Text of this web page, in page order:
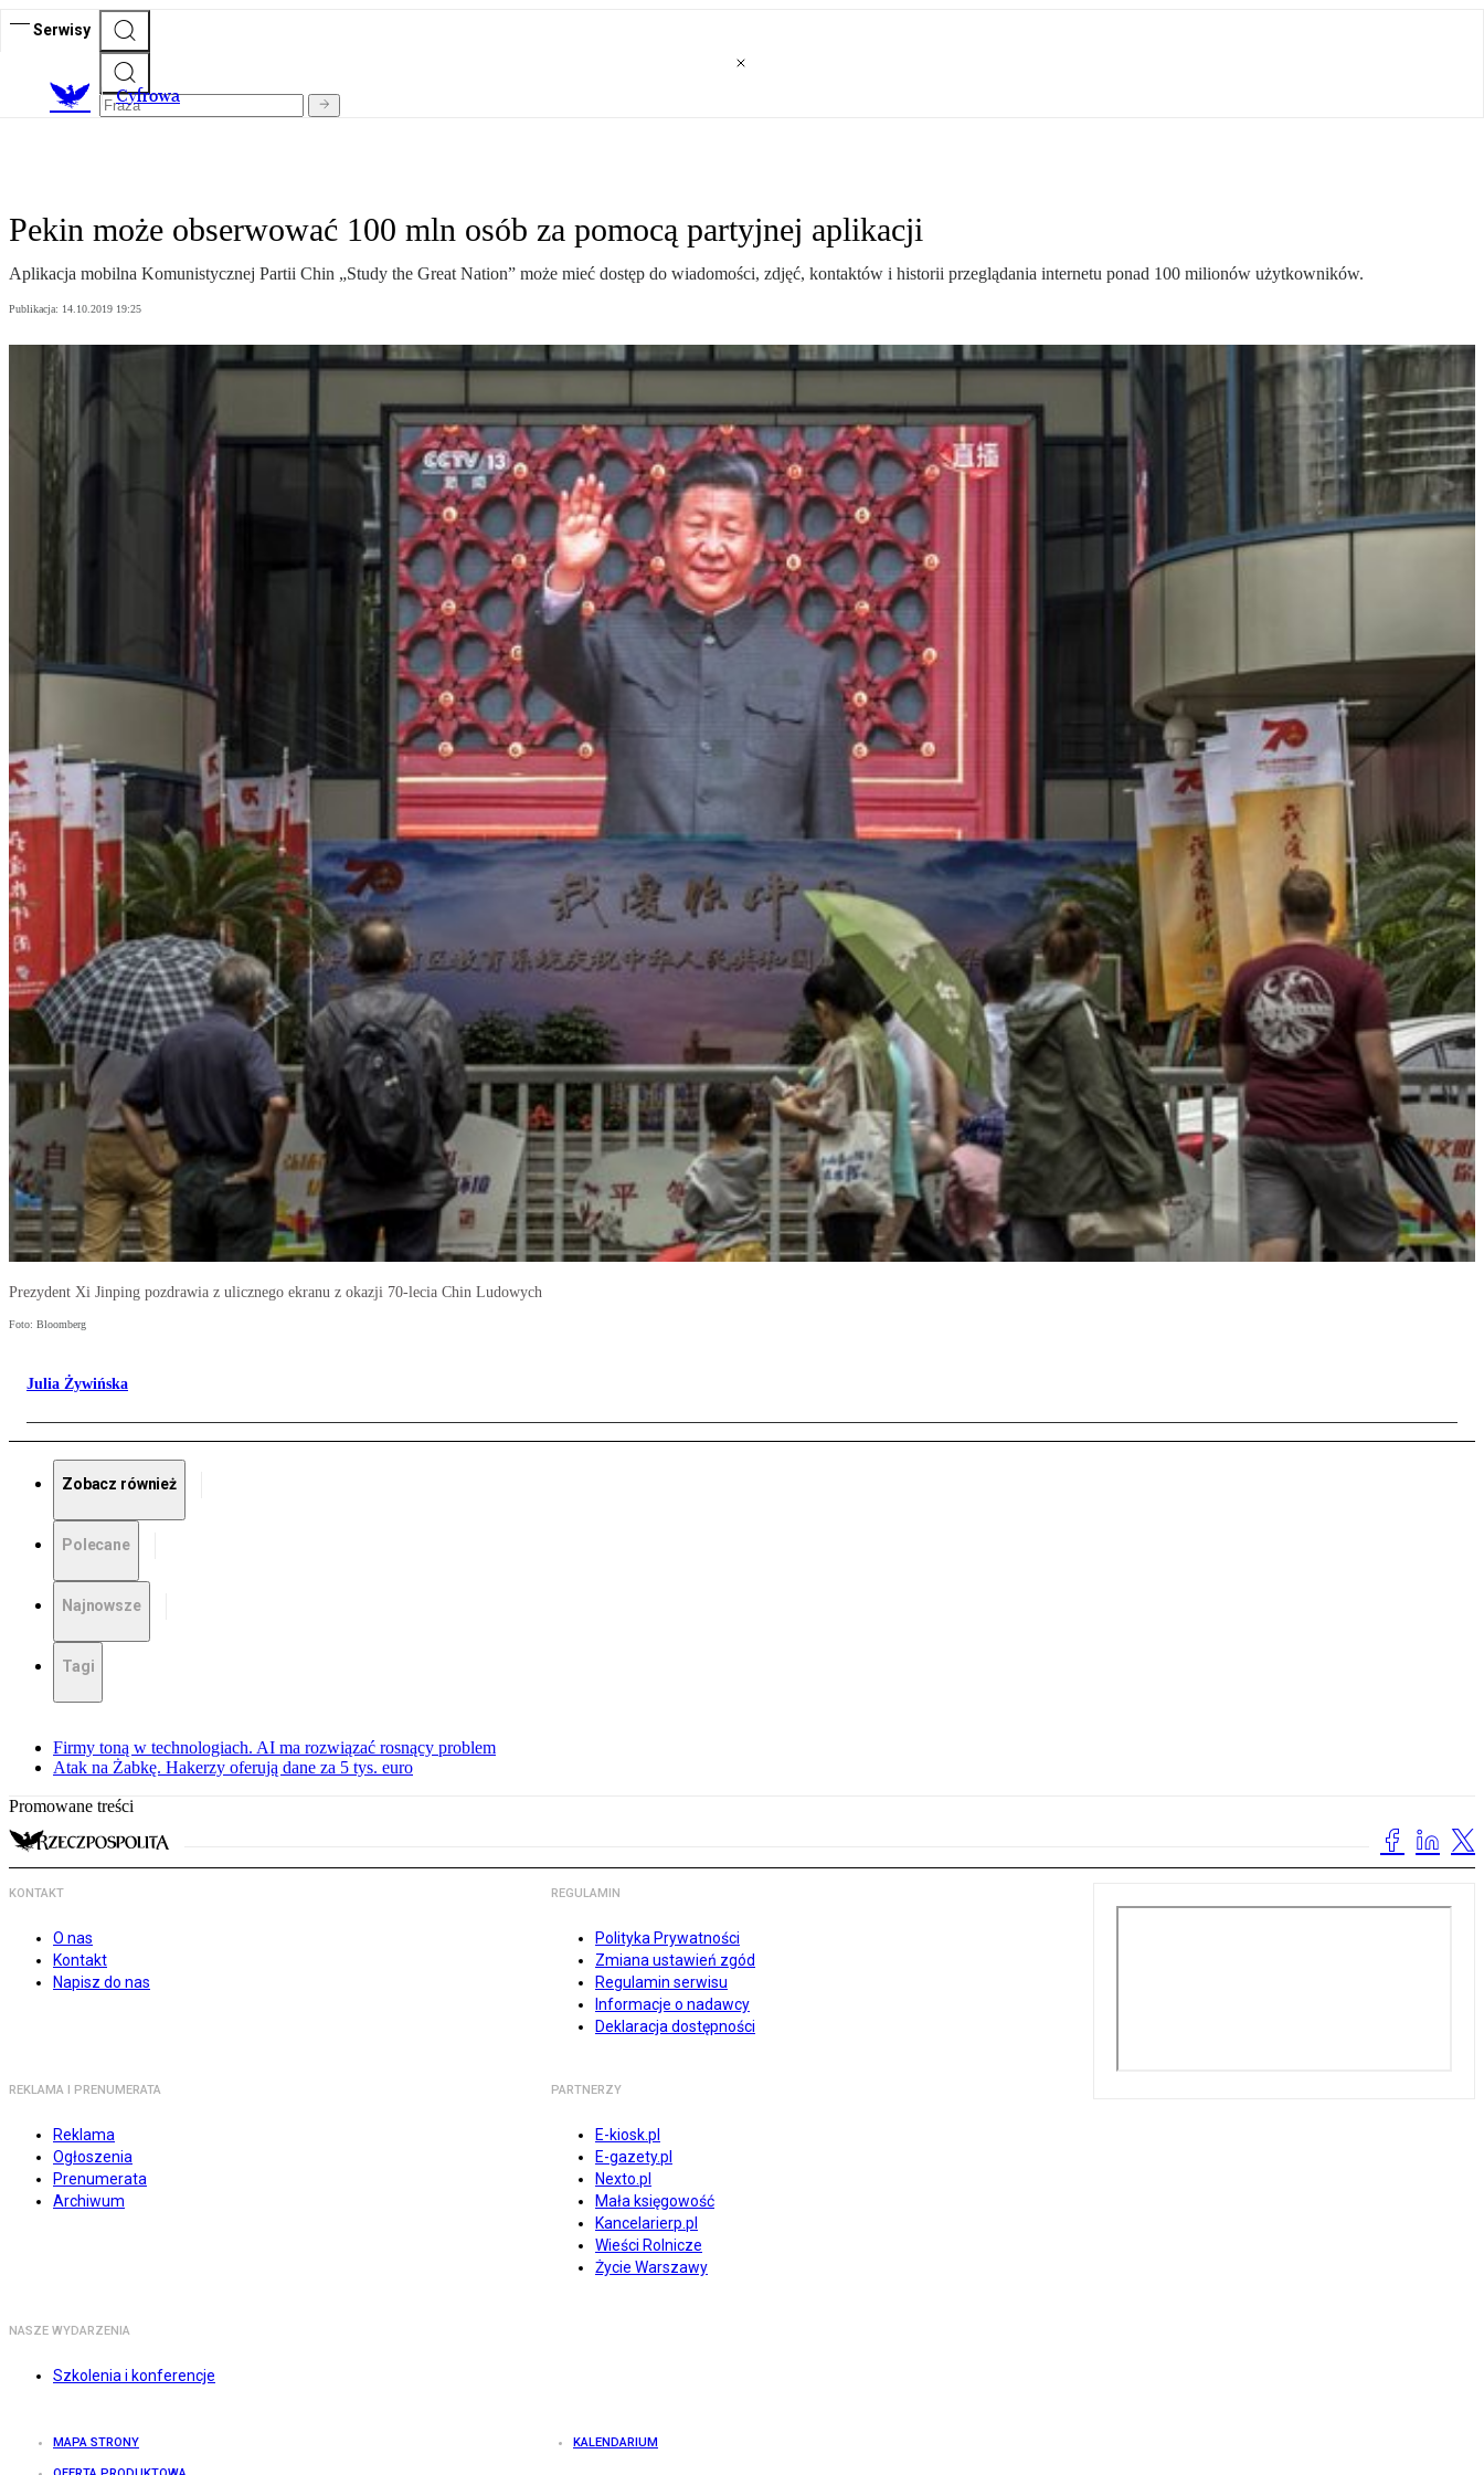
Serwisy
Cyfrowa
Pekin może obserwować 100 mln osób za pomocą partyjnej aplikacji
Aplikacja mobilna Komunistycznej Partii Chin „Study the Great Nation” może mieć dostęp do wiadomości, zdjęć, kontaktów i historii przeglądania internetu ponad 100 milionów użytkowników.
Publikacja: 14.10.2019 19:25
Prezydent Xi Jinping pozdrawia z ulicznego ekranu z okazji 70-lecia Chin Ludowych
Foto: Bloomberg
Julia Żywińska
Zobacz również
Polecane
Najnowsze
Tagi
Firmy toną w technologiach. AI ma rozwiązać rosnący problem
Atak na Żabkę. Hakerzy oferują dane za 5 tys. euro
Promowane treści
KONTAKT
O nas
Kontakt
Napisz do nas
REGULAMIN
Polityka Prywatności
Zmiana ustawień zgód
Regulamin serwisu
Informacje o nadawcy
Deklaracja dostępności
REKLAMA I PRENUMERATA
Reklama
Ogłoszenia
Prenumerata
Archiwum
PARTNERZY
E-kiosk.pl
E-gazety.pl
Nexto.pl
Mała księgowość
Kancelarierp.pl
Wieści Rolnicze
Życie Warszawy
NASZE WYDARZENIA
Szkolenia i konferencje
MAPA STRONY KALENDARIUM